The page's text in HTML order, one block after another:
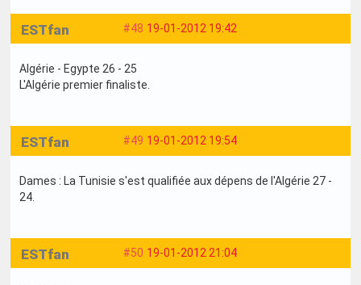
#48 19-01-2012 19:42
ESTfan
Algérie - Egypte 26 - 25
L'Algérie premier finaliste.
#49 19-01-2012 19:54
ESTfan
Dames : La Tunisie s'est qualifiée aux dépens de l'Algérie 27 -
24.
#50 19-01-2012 21:04
ESTfan